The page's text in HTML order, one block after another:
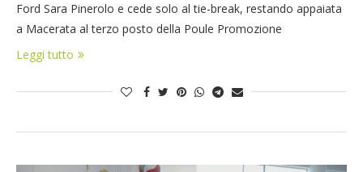
Ford Sara Pinerolo e cede solo al tie-break, restando appaiata
a Macerata al terzo posto della Poule Promozione
Leggi tutto